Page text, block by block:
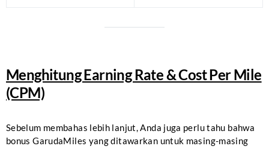
Menghitung Earning Rate & Cost Per Mile
(CPM)
Sebelum membahas lebih lanjut, Anda juga perlu tahu bahwa
bonus GarudaMiles yang ditawarkan untuk masing-masing